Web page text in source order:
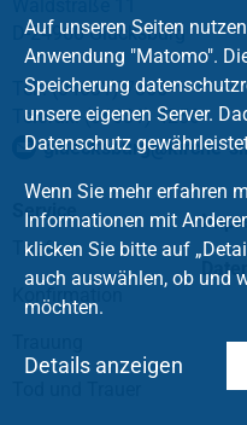
D-24960 Glücksburg
Tel.: (04631) 7865
Telefax: (04631) 4256
gluecksburg@kirche-
Service
Taufe
Konfirmation
Auf unseren Seiten
Anwendung "Matomo".
Speicherung
unsere eigenen Server.
Datenschutz
Wenn Sie mehr erfahren
Informationen mit
klicken Sie bitte auf
auch auswählen, ob und
möchten.
Details anzeigen